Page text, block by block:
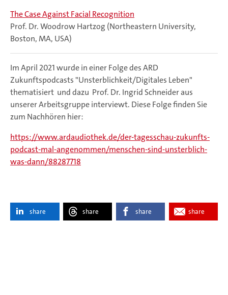
The Case Against Facial Recognition
Prof. Dr. Woodrow Hartzog (Northeastern University,
Boston, MA, USA)
Im April 2021 wurde in einer Folge des ARD
Zukunftspodcasts "Unsterblichkeit/Digitales Leben"
thematisiert und dazu Prof. Dr. Ingrid Schneider aus
unserer Arbeitsgruppe interviewt. Diese Folge finden Sie
zum Nachhören hier:
https://www.ardaudiothek.de/der-tagesschau-zukunfts-
podcast-mal-angenommen/menschen-sind-unsterblich-
was-dann/88287718
share share share share